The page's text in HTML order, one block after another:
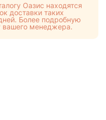
Оазис находятся
доставки таких
Более подробную
вашего менеджера.